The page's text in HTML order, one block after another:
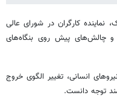
نماینده کارگران در شورای عالی
و چالش‌های پیش روی بنگاه‌های
انسانی، تغییر الگوی خروج
توجه دانست.